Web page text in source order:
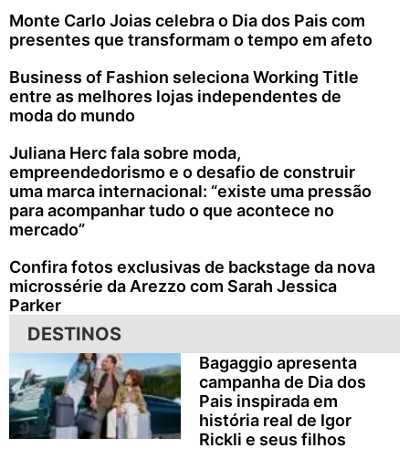
Monte Carlo Joias celebra o Dia dos Pais com
presentes que transformam o tempo em afeto
Business of Fashion seleciona Working Title
entre as melhores lojas independentes de
moda do mundo
Juliana Herc fala sobre moda,
empreendedorismo e o desafio de construir
uma marca internacional: “existe uma pressão
para acompanhar tudo o que acontece no
mercado”
Confira fotos exclusivas de backstage da nova
microssérie da Arezzo com Sarah Jessica
Parker
DESTINOS
Bagaggio apresenta
campanha de Dia dos
Pais inspirada em
história real de Igor
Rickli e seus filhos